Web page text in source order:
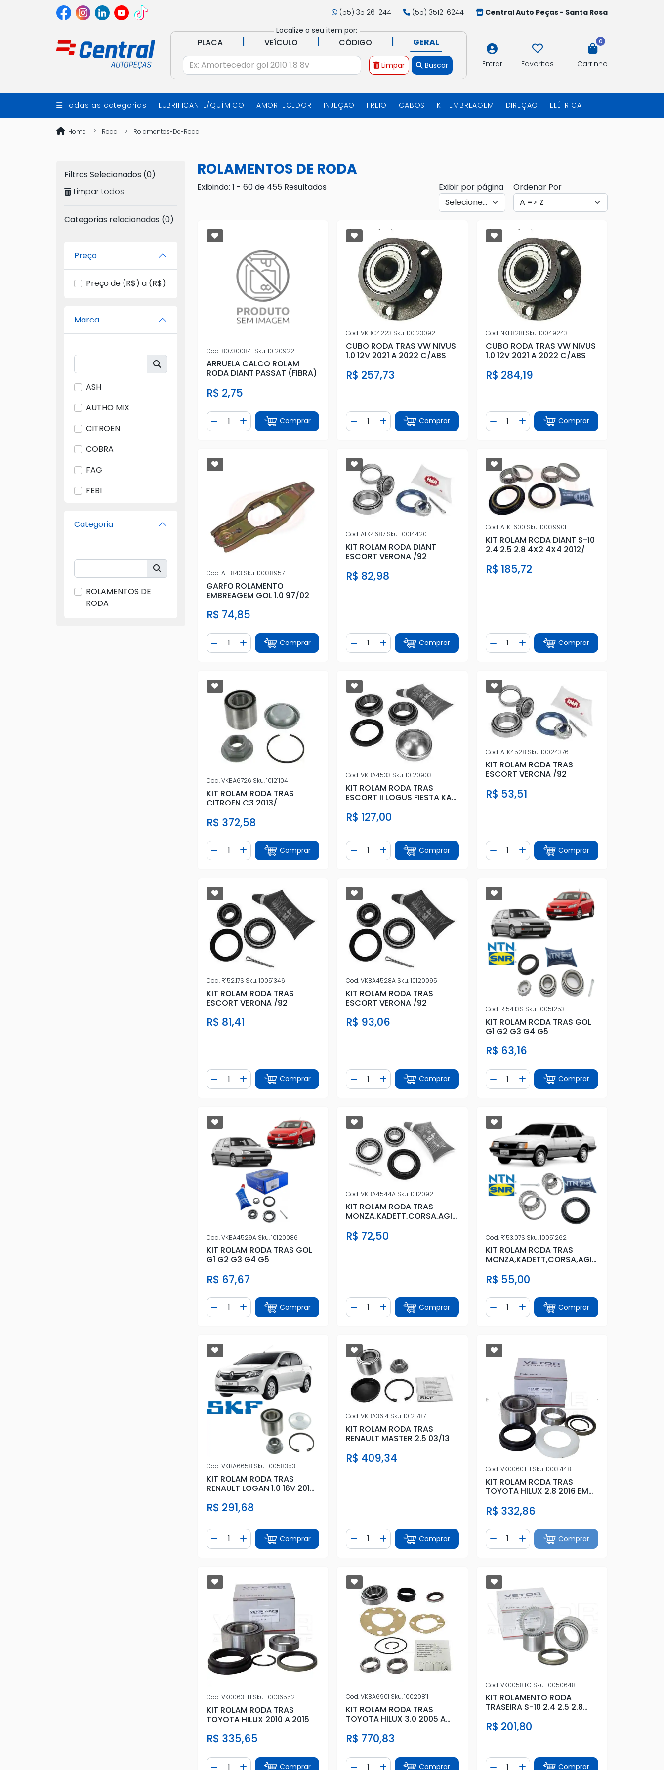
(55) 35126-244 (55) 3512-6244
Central Auto Peças - Santa Rosa
Localize o seu item por:
PLACA | VEÍCULO | CÓDIGO | GERAL
Limpar Buscar Entrar Favoritos
0
Carrinho
Todas as categorias LUBRIFICANTE/QUÍMICO AMORTECEDOR INJEÇÃO FREIO CABOS KIT EMBREAGEM DIREÇÃO ELÉTRICA
Home Roda Rolamentos-De-Roda
Filtros Selecionados (0)
Limpar todos
Categorias relacionadas (0)
Preço
Preço de (R$) a (R$)
Marca
ASH
AUTHO MIX
CITROEN
COBRA
FAG
FEBI
FREMAX
GM
Categoria
ROLAMENTOS DE
RODA
ROLAMENTOS DE RODA
Exibindo: 1 - 60 de 455 Resultados Exibir por página Ordenar Por
Cod. 807300841 Sku.10120922
ARRUELA CALCO ROLAM
RODA DIANT PASSAT (FIBRA)
R$ 2,75
Diminuir Quantidade
Quantidade
Adicionar Quantidade
Comprar
Cod.VKBC4223 Sku.10023092
CUBO RODA TRAS VW NIVUS
1.0 12V 2021 A 2022 C/ABS
R$ 257,73
Diminuir Quantidade
Quantidade
Adicionar Quantidade
Comprar
Cod.NKF8281 Sku.10049243
CUBO RODA TRAS VW NIVUS
1.0 12V 2021 A 2022 C/ABS
R$ 284,19
Diminuir Quantidade
Quantidade
Adicionar Quantidade
Comprar
Cod.AL-843 Sku.10038957
GARFO ROLAMENTO
EMBREAGEM GOL 1.0 97/02
R$ 74,85
Diminuir Quantidade
Quantidade
Adicionar Quantidade
Comprar
Cod.ALK4687 Sku.10014420
KIT ROLAM RODA DIANT
ESCORT VERONA /92
R$ 82,98
Diminuir Quantidade
Quantidade
Adicionar Quantidade
Comprar
Cod.ALK-600 Sku.10039901
KIT ROLAM RODA DIANT S-10
2.4 2.5 2.8 4X2 4X4 2012/
R$ 185,72
Diminuir Quantidade
Quantidade
Adicionar Quantidade
Comprar
Cod.VKBA6726 Sku.10121104
KIT ROLAM RODA TRAS
CITROEN C3 2013/
R$ 372,58
Diminuir Quantidade
Quantidade
Adicionar Quantidade
Comprar
Cod.VKBA4533 Sku.10120903
KIT ROLAM RODA TRAS
ESCORT II LOGUS FIESTA KA
R$ 127,00
Diminuir Quantidade
Quantidade
Adicionar Quantidade
Comprar
Cod.ALK4528 Sku.10024376
KIT ROLAM RODA TRAS
ESCORT VERONA /92
R$ 53,51
Diminuir Quantidade
Quantidade
Adicionar Quantidade
Comprar
Cod. R152.17S Sku.10051346
KIT ROLAM RODA TRAS
ESCORT VERONA /92
R$ 81,41
Diminuir Quantidade
Quantidade
Adicionar Quantidade
Comprar
Cod.VKBA4528A Sku.10120095
KIT ROLAM RODA TRAS
ESCORT VERONA /92
R$ 93,06
Diminuir Quantidade
Quantidade
Adicionar Quantidade
Comprar
Cod.R154.13S Sku.10051253
KIT ROLAM RODA TRAS GOL
G1 G2 G3 G4 G5
R$ 63,16
Diminuir Quantidade
Quantidade
Adicionar Quantidade
Comprar
Cod.VKBA4529A Sku.10120086
KIT ROLAM RODA TRAS GOL
G1 G2 G3 G4 G5
R$ 67,67
Diminuir Quantidade
Quantidade
Adicionar Quantidade
Comprar
Cod.VKBA4544A Sku.10120921
KIT ROLAM RODA TRAS
MONZA,KADETT,CORSA,AGIL
R$ 72,50
Diminuir Quantidade
Quantidade
Adicionar Quantidade
Comprar
Cod.R153.07S Sku.10051262
KIT ROLAM RODA TRAS
MONZA,KADETT,CORSA,AGIL
R$ 55,00
Diminuir Quantidade
Quantidade
Adicionar Quantidade
Comprar
Cod.VKBA6658 Sku.10058353
KIT ROLAM RODA TRAS
RENAULT LOGAN 1.0 16V 2013
R$ 291,68
Diminuir Quantidade
Quantidade
Adicionar Quantidade
Comprar
Cod.VKBA3614 Sku.10121787
KIT ROLAM RODA TRAS
RENAULT MASTER 2.5 03/13
R$ 409,34
Diminuir Quantidade
Quantidade
Adicionar Quantidade
Comprar
Cod.VK0060TH Sku.10037148
KIT ROLAM RODA TRAS
TOYOTA HILUX 2.8 2016 EM
R$ 332,86
Diminuir Quantidade
Quantidade
Adicionar Quantidade
Comprar
Cod.VK0063TH Sku.10036552
KIT ROLAM RODA TRAS
TOYOTA HILUX 2010 A 2015
R$ 335,65
Quantidade Comprar
Cod.VKBA6901 Sku.10020811
KIT ROLAM RODA TRAS
TOYOTA HILUX 3.0 2005 A
R$ 770,83
Quantidade Comprar
Cod.VK0058TG Sku.10050648
KIT ROLAMENTO RODA
TRASEIRA S-10 2.4 2.5 2.8
R$ 201,80
Quantidade Comprar